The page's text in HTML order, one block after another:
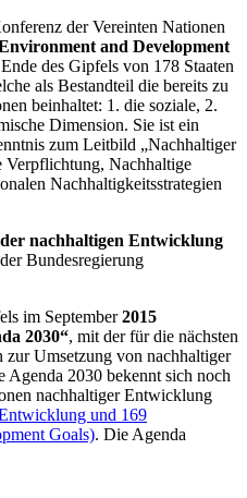
der Vereinten Nationen
and Development
des Gipfels von 178 Staaten
als Bestandteil die bereits zu
beinhaltet: 1. die soziale, 2.
Dimension. Sie ist ein
zum Leitbild „Nachhaltiger
Nachhaltige
Nachhaltigkeitsstrategien
nachhaltigen Entwicklung
Bundesregierung
im September2015
2030“, mit der für die nächsten
zur Umsetzung von nachhaltiger
2030 bekennt sich noch
nachhaltiger Entwicklung
und 169
Goals). Die Agenda